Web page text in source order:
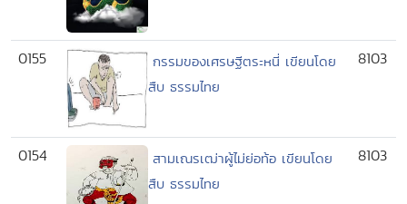
0155
กรรมของเศรษฐีตระหนี่ เขียนโดย
สืบ ธรรมไทย
8103
0154
สามเณรเฒ่าผู้ไม่ย่อท้อ เขียนโดย
สืบ ธรรมไทย
8103